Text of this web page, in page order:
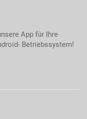
App für Ihre
Betriebssystem!